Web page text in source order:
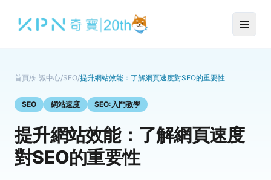
首頁/知識中心/SEO/提升網站效能：了解網頁速度對SEO的重要性
SEO 網站速度 SEO:入門教學
提升網站效能：了解網頁速度
對SEO的重要性